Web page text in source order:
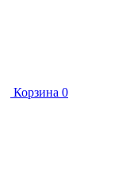
Корзина 0